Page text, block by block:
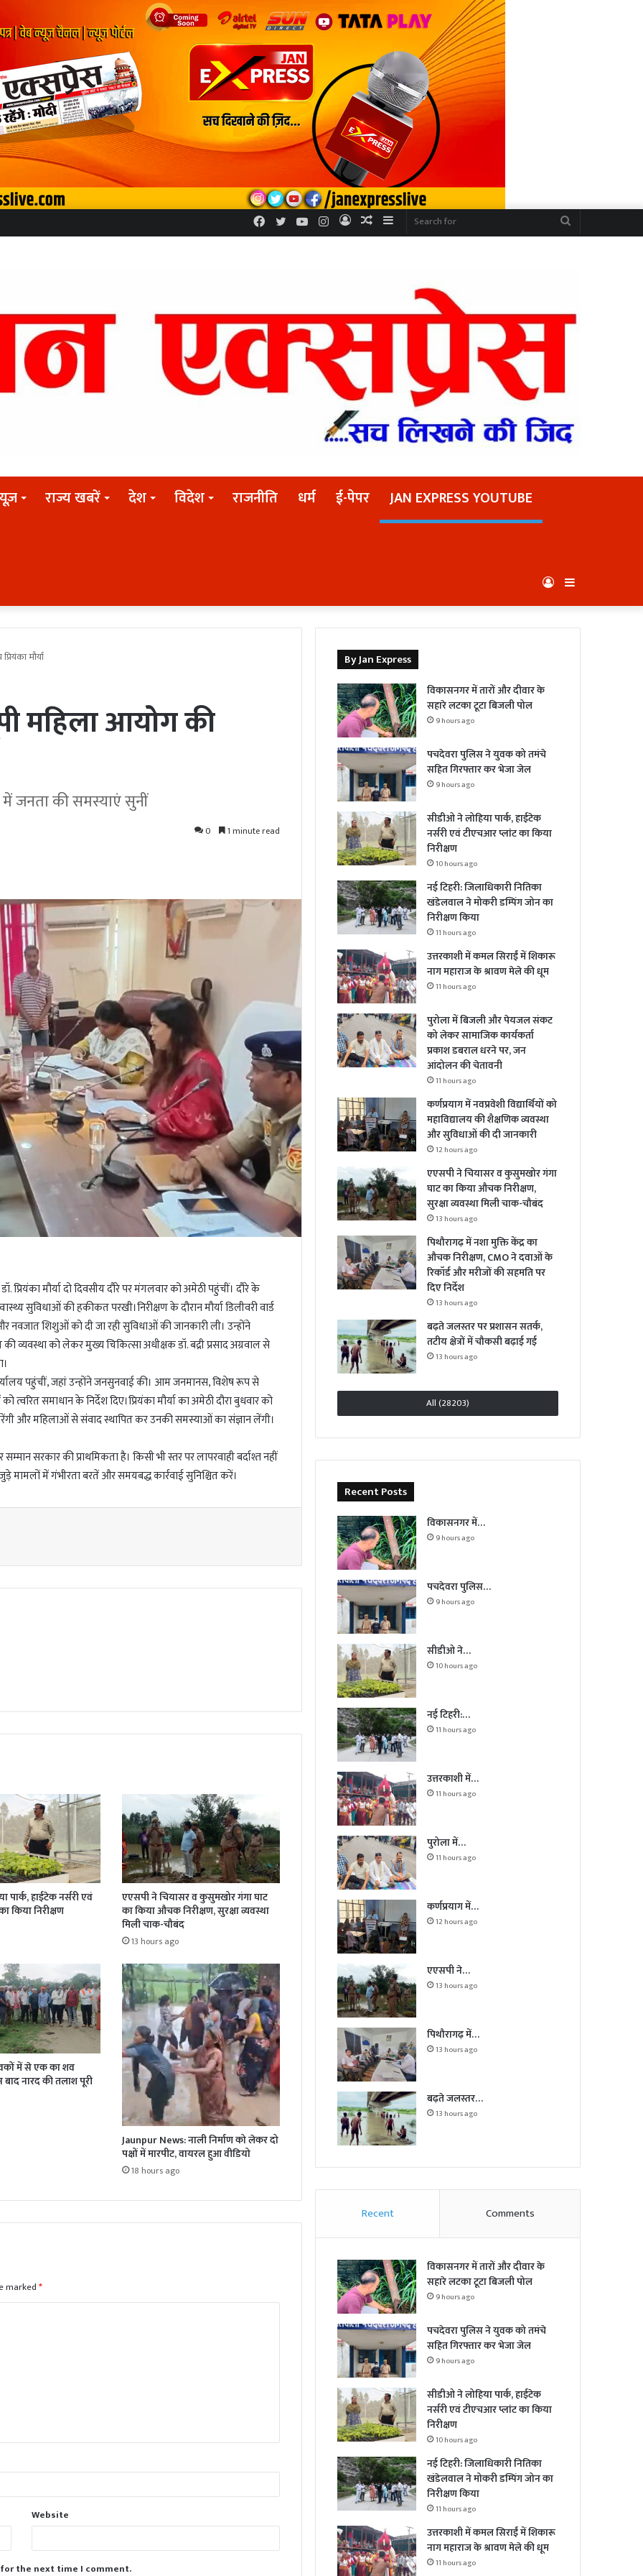
Sidebar
Random
Log
Instagram
YouTube
Twitter
Facebook
राज्य खबरें देश विदेश राजनीति धर्म ई-पेपर
JAN EXPRESS YOUTUBE
Log
In
मौर्या
महिला आयोग की
जनता की समस्याएं सुनीं
0 1 minute read
प्रियंका मौर्या दो दिवसीय दौरे पर मंगलवार को अमेठी पहुंचीं। दौरे के
सुविधाओं की हकीकत परखी।निरीक्षण के दौरान मौर्या डिलीवरी वार्ड
नवजात शिशुओं को दी जा रही सुविधाओं की जानकारी ली। उन्होंने
को लेकर मुख्य चिकित्सा अधीक्षक डॉ. बद्री प्रसाद अग्रवाल से
पहुंचीं, जहां उन्होंने जनसुनवाई की। आम जनमानस, विशेष रूप से
समाधान के निर्देश दिए।प्रियंका मौर्या का अमेठी दौरा बुधवार को
और महिलाओं से संवाद स्थापित कर उनकी समस्याओं का संज्ञान लेंगी।
सरकार की प्राथमिकता है। किसी भी स्तर पर लापरवाही बर्दाश्त नहीं
मामलों में गंभीरता बरतें और समयबद्ध कार्रवाई सुनिश्चित करें।
पार्क, हाईटेक नर्सरी एवं
किया निरीक्षण
एएसपी ने चियासर व कुसुमखोर गंगा घाट
का किया औचक निरीक्षण, सुरक्षा व्यवस्था
मिली चाक-चौबंद
13 hours ago
में से एक का शव
बाद नारद की तलाश पूरी
Jaunpur News: नाली निर्माण को लेकर दो
पक्षों में मारपीट, वायरल हुआ वीडियो
18 hours ago
marked*
Website
the next time I comment.
By Jan Express
विकासनगर में तारों और दीवार के
सहारे लटका टूटा बिजली पोल
9 hours ago
पचदेवरा पुलिस ने युवक को तमंचे
सहित गिरफ्तार कर भेजा जेल
9 hours ago
सीडीओ ने लोहिया पार्क, हाईटेक
नर्सरी एवं टीएचआर प्लांट का किया
निरीक्षण
10 hours ago
नई टिहरी: जिलाधिकारी नितिका
खंडेलवाल ने मोकरी डम्पिंग जोन का
निरीक्षण किया
11 hours ago
उत्तरकाशी में कमल सिराईं में शिकारू
नाग महाराज के श्रावण मेले की धूम
11 hours ago
पुरोला में बिजली और पेयजल संकट
को लेकर सामाजिक कार्यकर्ता
प्रकाश डबराल धरने पर, जन
आंदोलन की चेतावनी
11 hours ago
कर्णप्रयाग में नवप्रवेशी विद्यार्थियों को
महाविद्यालय की शैक्षणिक व्यवस्था
और सुविधाओं की दी जानकारी
12 hours ago
एएसपी ने चियासर व कुसुमखोर गंगा
घाट का किया औचक निरीक्षण,
सुरक्षा व्यवस्था मिली चाक-चौबंद
13 hours ago
पिथौरागढ़ में नशा मुक्ति केंद्र का
औचक निरीक्षण, CMO ने दवाओं के
रिकॉर्ड और मरीजों की सहमति पर
दिए निर्देश
13 hours ago
बढ़ते जलस्तर पर प्रशासन सतर्क,
तटीय क्षेत्रों में चौकसी बढ़ाई गई
13 hours ago
All (28203)
Recent Posts
विकासनगर में…
9 hours ago
पचदेवरा पुलिस…
9 hours ago
सीडीओ ने…
10 hours ago
नई टिहरी:…
11 hours ago
उत्तरकाशी में…
11 hours ago
पुरोला में…
11 hours ago
कर्णप्रयाग में…
12 hours ago
एएसपी ने…
13 hours ago
पिथौरागढ़ में…
13 hours ago
बढ़ते जलस्तर…
13 hours ago
Recent Comments
विकासनगर में तारों और दीवार के
सहारे लटका टूटा बिजली पोल
9 hours ago
पचदेवरा पुलिस ने युवक को तमंचे
सहित गिरफ्तार कर भेजा जेल
9 hours ago
सीडीओ ने लोहिया पार्क, हाईटेक
नर्सरी एवं टीएचआर प्लांट का किया
निरीक्षण
10 hours ago
नई टिहरी: जिलाधिकारी नितिका
खंडेलवाल ने मोकरी डम्पिंग जोन का
निरीक्षण किया
11 hours ago
उत्तरकाशी में कमल सिराईं में शिकारू
नाग महाराज के श्रावण मेले की धूम
11 hours ago